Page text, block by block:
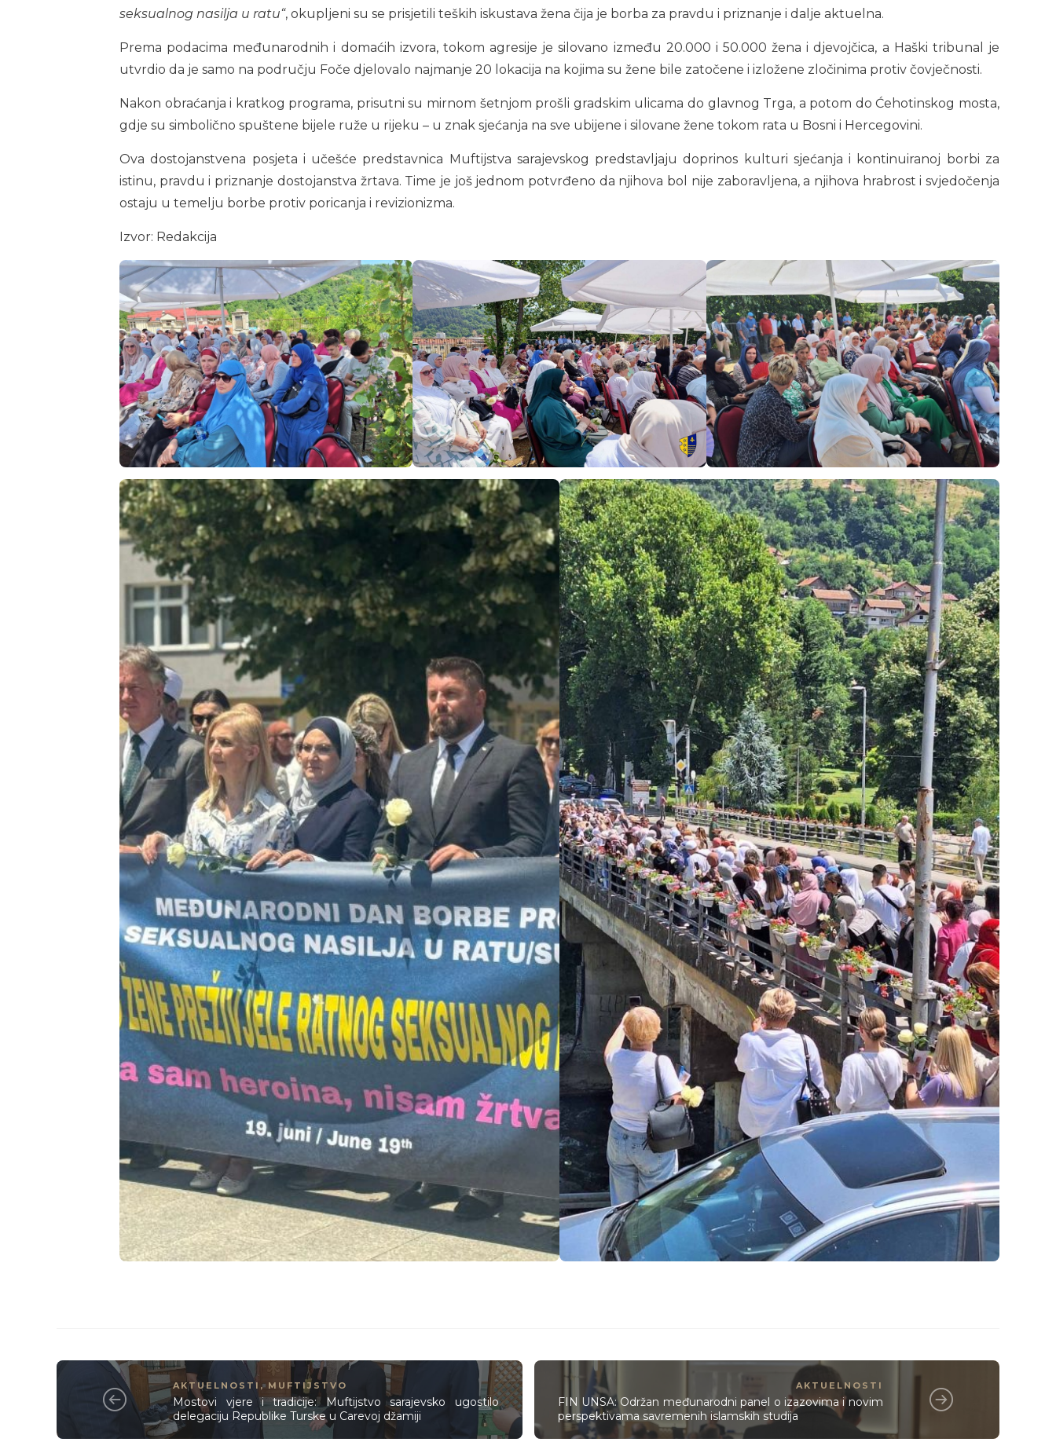
seksualnog nasilja u ratu“, okupljeni su se prisjetili teških iskustava žena čija je borba za pravdu i priznanje i dalje aktuelna.
Prema podacima međunarodnih i domaćih izvora, tokom agresije je silovano između 20.000 i 50.000 žena i djevojčica, a Haški tribunal je
utvrdio da je samo na području Foče djelovalo najmanje 20 lokacija na kojima su žene bile zatočene i izložene zločinima protiv čovječnosti.
Nakon obraćanja i kratkog programa, prisutni su mirnom šetnjom prošli gradskim ulicama do glavnog Trga, a potom do Ćehotinskog mosta,
gdje su simbolično spuštene bijele ruže u rijeku – u znak sjećanja na sve ubijene i silovane žene tokom rata u Bosni i Hercegovini.
Ova dostojanstvena posjeta i učešće predstavnica Muftijstva sarajevskog predstavljaju doprinos kulturi sjećanja i kontinuiranoj borbi za
istinu, pravdu i priznanje dostojanstva žrtava. Time je još jednom potvrđeno da njihova bol nije zaboravljena, a njihova hrabrost i svjedočenja
ostaju u temelju borbe protiv poricanja i revizionizma.
Izvor: Redakcija
AKTUELNOSTI , MUFTIJSTVO
Mostovi vjere i tradicije: Muftijstvo sarajevsko ugostilo
delegaciju Republike Turske u Carevoj džamiji
AKTUELNOSTI
FIN UNSA: Održan međunarodni panel o izazovima i novim
perspektivama savremenih islamskih studija